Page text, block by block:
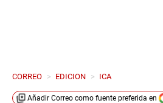
CORREO > EDICION > ICA
Añadir Correo como fuente preferida en